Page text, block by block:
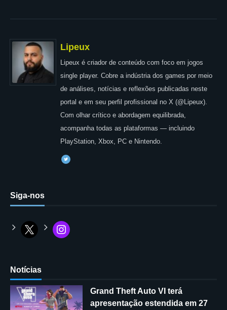
Lipeux
Lipeux é criador de conteúdo com foco em jogos
single player. Cobre a indústria dos games por meio
de análises, notícias e reflexões publicadas neste
portal e em seu perfil profissional no X (@Lipeux).
Com olhar crítico e abordagem equilibrada,
acompanha todas as plataformas — incluindo
PlayStation, Xbox, PC e Nintendo.
Siga-nos
Notícias
Grand Theft Auto VI terá
apresentação estendida em 27